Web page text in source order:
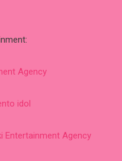
Agency
idol
Entertainment Agency